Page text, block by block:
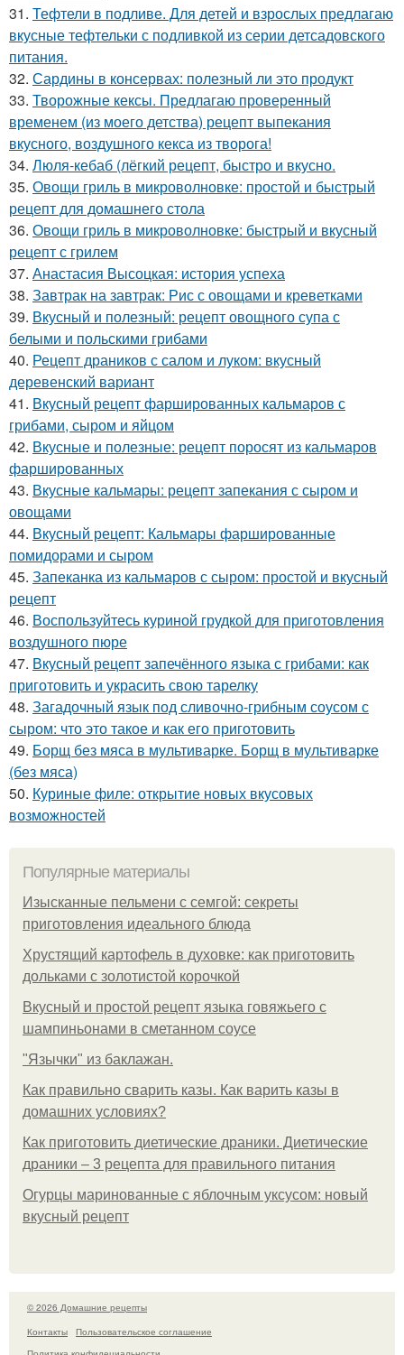
31. Тефтели в подливе. Для детей и взрослых предлагаю
вкусные тефтельки с подливкой из серии детсадовского
питания.
32. Сардины в консервах: полезный ли это продукт
33. Творожные кексы. Предлагаю проверенный
временем (из моего детства) рецепт выпекания
вкусного, воздушного кекса из творога!
34. Люля-кебаб (лёгкий рецепт, быстро и вкусно.
35. Овощи гриль в микроволновке: простой и быстрый
рецепт для домашнего стола
36. Овощи гриль в микроволновке: быстрый и вкусный
рецепт с грилем
37. Анастасия Высоцкая: история успеха
38. Завтрак на завтрак: Рис с овощами и креветками
39. Вкусный и полезный: рецепт овощного супа с
белыми и польскими грибами
40. Рецепт драников с салом и луком: вкусный
деревенский вариант
41. Вкусный рецепт фаршированных кальмаров с
грибами, сыром и яйцом
42. Вкусные и полезные: рецепт поросят из кальмаров
фаршированных
43. Вкусные кальмары: рецепт запекания с сыром и
овощами
44. Вкусный рецепт: Кальмары фаршированные
помидорами и сыром
45. Запеканка из кальмаров с сыром: простой и вкусный
рецепт
46. Воспользуйтесь куриной грудкой для приготовления
воздушного пюре
47. Вкусный рецепт запечённого языка с грибами: как
приготовить и украсить свою тарелку
48. Загадочный язык под сливочно-грибным соусом с
сыром: что это такое и как его приготовить
49. Борщ без мяса в мультиварке. Борщ в мультиварке
(без мяса)
50. Куриные филе: открытие новых вкусовых
возможностей
Популярные материалы
Изысканные пельмени с семгой: секреты
приготовления идеального блюда
Хрустящий картофель в духовке: как приготовить
дольками с золотистой корочкой
Вкусный и простой рецепт языка говяжьего с
шампиньонами в сметанном соусе
"Язычки" из баклажан.
Как правильно сварить казы. Как варить казы в
домашних условиях?
Как приготовить диетические драники. Диетические
драники – 3 рецепта для правильного питания
Огурцы маринованные с яблочным уксусом: новый
вкусный рецепт
© 2026 Домашние рецепты
Контакты
Пользовательское соглашение